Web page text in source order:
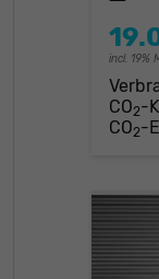
incl. 19%
CO2-
CO2-